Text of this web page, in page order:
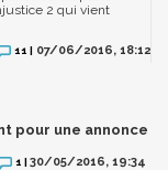
2 qui vient
11 | 07/06/2016, 18:12
pour une annonce
1 |30/05/2016, 19:34